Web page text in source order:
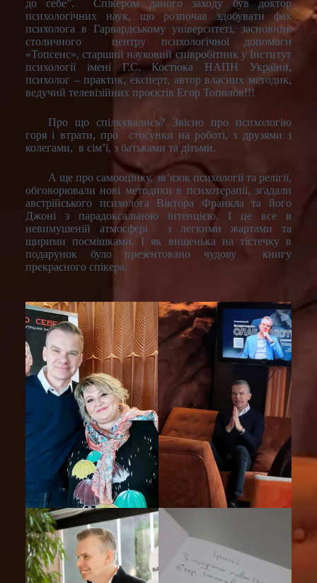
до себе”. Спікером даного заходу був доктор
психологічних наук, що розпочав здобувати фах
психолога в Гарвардському університеті, засновник
столичного центру психологічної допомоги
«Топсенс», старший науковий співробітник у Інститут
психології імені Г.С. Костюка НАПН України,
психолог – практик, експерт, автор власних методик,
ведучий телевізійних проєктів Егор Тополов!!!
Про що спілкувались? Звісно про психологію
горя і втрати, про стосунки на роботі, з друзями з
колегами, в сім’ї, з батьками та дітьми.
А ще про самооцінку, зв’язок психології та релігії,
обговорювали нові методики в психотерапії, згадали
австрійського психолога Віктора Франкла та його
Джоні з парадоксальною інтенцією. І це все в
невимушеній атмосфері з легкими жартами та
щирими посмішками. І як вишенька на тістечку в
подарунок було презентовано чудову книгу
прекрасного спікера.